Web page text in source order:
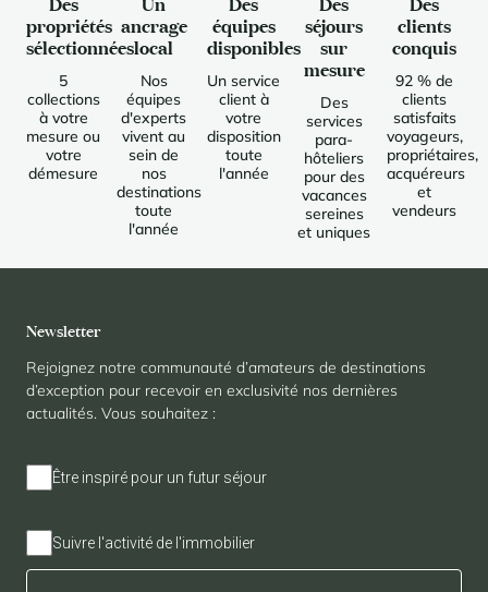
Des
propriétés
sélectionnées
5
collections
à votre
mesure ou
votre
démesure
Un
ancrage
local
Nos
équipes
d'experts
vivent au
sein de
nos
destinations
toute
l'année
Des
équipes
disponibles
Un service
client à
votre
disposition
toute
l'année
Des
séjours
sur
mesure
Des
services
para-
hôteliers
pour des
vacances
sereines
et uniques
Des
clients
conquis
92 % de
clients
satisfaits
voyageurs,
propriétaires,
acquéreurs
et
vendeurs
Newsletter
Rejoignez notre communauté d’amateurs de destinations
d’exception pour recevoir en exclusivité nos dernières
actualités. Vous souhaitez :
Être inspiré pour un futur séjour
Suivre l'activité de l'immobilier